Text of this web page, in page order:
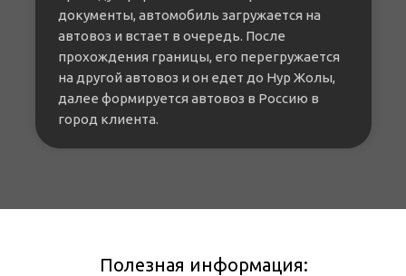
документы, автомобиль загружается на
автовоз и встает в очередь. После
прохождения границы, его перегружается
на другой автовоз и он едет до Нур Жолы,
далее формируется автовоз в Россию в
город клиента.
Полезная информация: